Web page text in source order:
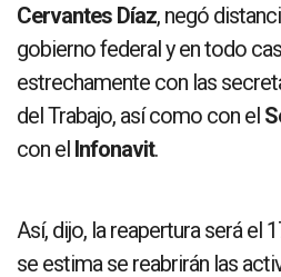
Cervantes Díaz, negó
gobierno federal y en todo
estrechamente con las
del Trabajo, así como con el
con el Infonavit.
Así, dijo, la reapertura será el
se estima se reabrirán las